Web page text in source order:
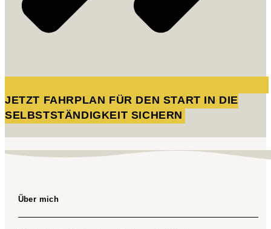
JETZT FAHRPLAN FÜR DEN START IN DIE
SELBSTSTÄNDIGKEIT SICHERN
Über mich